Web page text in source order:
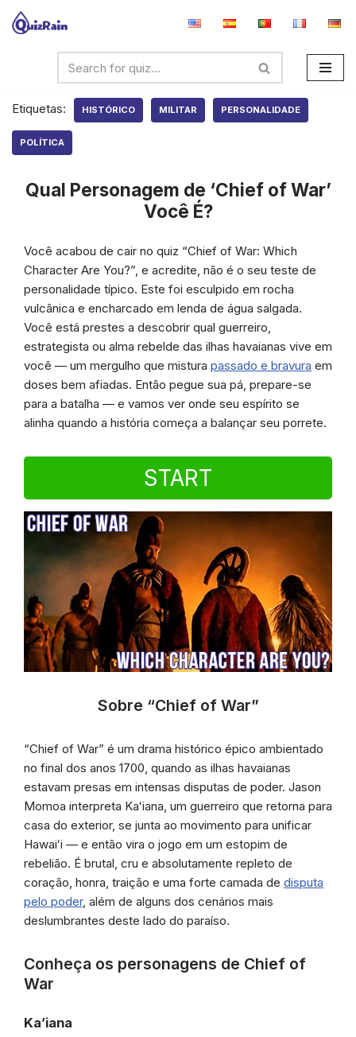
Etiquetas: HISTÓRICO MILITAR PERSONALIDADE
POLÍTICA
Qual Personagem de ‘Chief of War’
Você É?
Você acabou de cair no quiz “Chief of War: Which
Character Are You?”, e acredite, não é o seu teste de
personalidade típico. Este foi esculpido em rocha
vulcânica e encharcado em lenda de água salgada.
Você está prestes a descobrir qual guerreiro,
estrategista ou alma rebelde das ilhas havaianas vive em
você — um mergulho que mistura passado e bravura em
doses bem afiadas. Então pegue sua pá, prepare-se
para a batalha — e vamos ver onde seu espírito se
alinha quando a história começa a balançar seu porrete.
START
Sobre “Chief of War”
“Chief of War” é um drama histórico épico ambientado
no final dos anos 1700, quando as ilhas havaianas
estavam presas em intensas disputas de poder. Jason
Momoa interpreta Kaʻiana, um guerreiro que retorna para
casa do exterior, se junta ao movimento para unificar
Hawaiʻi — e então vira o jogo em um estopim de
rebelião. É brutal, cru e absolutamente repleto de
coração, honra, traição e uma forte camada de disputa
pelo poder, além de alguns dos cenários mais
deslumbrantes deste lado do paraíso.
Conheça os personagens de Chief of
War
Ka’iana